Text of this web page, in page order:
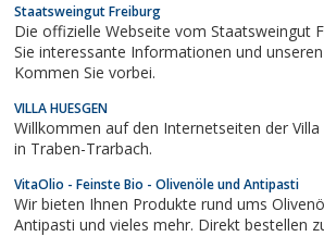
Staatsweingut Freiburg
Die offizielle Webseite vom Staatsweingut
Sie interessante Informationen und
Kommen Sie vorbei.
VILLA HUESGEN
Willkommen auf den Internetseiten der
in Traben-Trarbach.
VitaOlio - Feinste Bio - Olivenöle und Antipasti
Wir bieten Ihnen Produkte rund ums Olivenöl, dazu Bio-
Antipasti und vieles mehr. Direkt bestellen